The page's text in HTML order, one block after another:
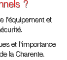
?
l'équipement et
et l'importance
la Charente.